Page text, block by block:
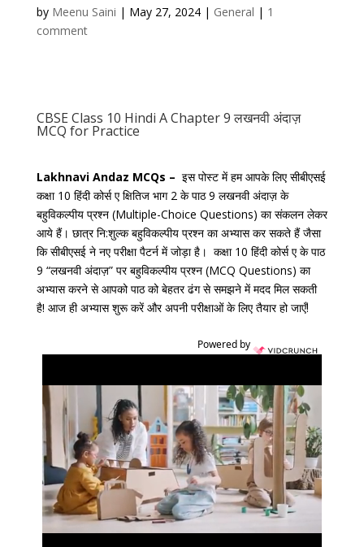
by Meenu Saini | May 27, 2024| General | 1
comment
CBSE Class 10 Hindi A Chapter 9 लखनवी अंदाज़
MCQ for Practice
Lakhnavi Andaz MCQs – इस पोस्ट में हम आपके लिए सीबीएसई
कक्षा 10 हिंदी कोर्स ए क्षितिज भाग 2 के पाठ 9 लखनवी अंदाज़ के
बहुविकल्पीय प्रश्न (Multiple-Choice Questions) का संकलन लेकर
आये हैं। छात्र नि:शुल्क बहुविकल्पीय प्रश्न का अभ्यास कर सकते हैं जैसा
कि सीबीएसई ने नए परीक्षा पैटर्न में जोड़ा है। कक्षा 10 हिंदी कोर्स ए के पाठ
9 “लखनवी अंदाज़” पर बहुविकल्पीय प्रश्न (MCQ Questions) का
अभ्यास करने से आपको पाठ को बेहतर ढंग से समझने में मदद मिल सकती
है! आज ही अभ्यास शुरू करें और अपनी परीक्षाओं के लिए तैयार हो जाएँ!
Powered by